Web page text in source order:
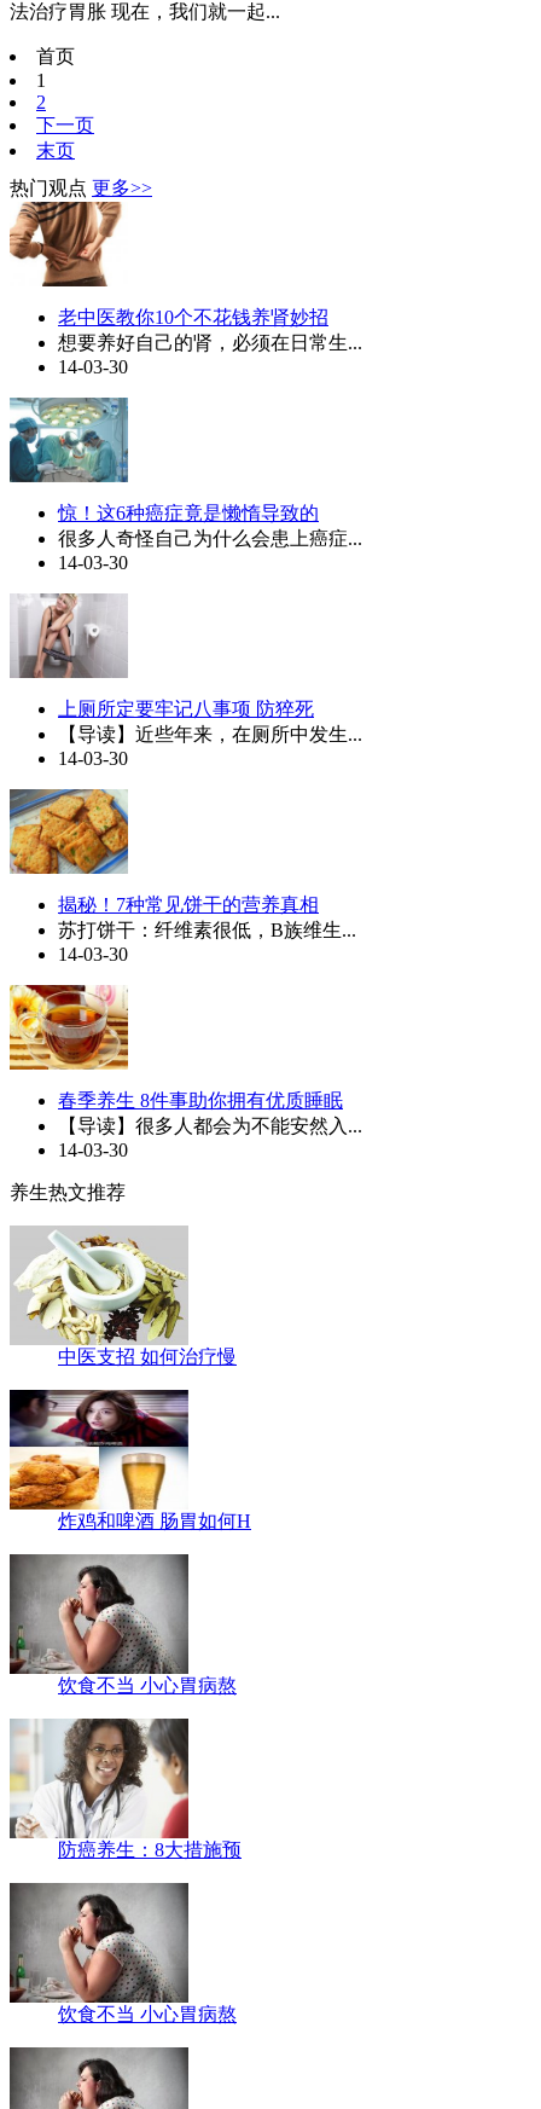
法治疗胃胀 现在，我们就一起...
首页
1
2
下一页
末页
热门观点 更多>>
老中医教你10个不花钱养肾妙招
想要养好自己的肾，必须在日常生...
14-03-30
惊！这6种癌症竟是懒惰导致的
很多人奇怪自己为什么会患上癌症...
14-03-30
上厕所定要牢记八事项 防猝死
【导读】近些年来，在厕所中发生...
14-03-30
揭秘！7种常见饼干的营养真相
苏打饼干：纤维素很低，B族维生...
14-03-30
春季养生 8件事助你拥有优质睡眠
【导读】很多人都会为不能安然入...
14-03-30
养生热文推荐
中医支招 如何治疗慢
炸鸡和啤酒 肠胃如何H
饮食不当 小心胃病熬
防癌养生：8大措施预
饮食不当 小心胃病熬